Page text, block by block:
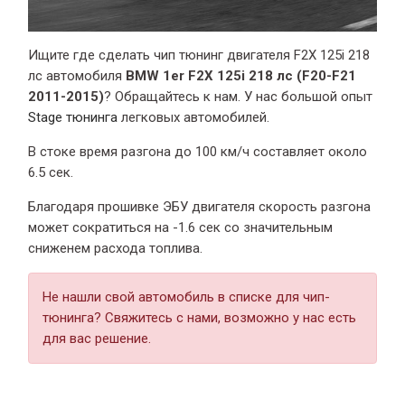
Ищите где сделать чип тюнинг двигателя F2X 125i 218
лс автомобиля BMW 1er F2X 125i 218 лс (F20-F21
2011-2015)? Обращайтесь к нам. У нас большой опыт
Stage тюнинга легковых автомобилей.
В стоке время разгонадо 100 км/ч составляет около
6.5 сек.
Благодаря прошивке ЭБУ двигателя скорость разгона
может сократиться на -1.6 сек со значительным
сниженем расхода топлива.
Не нашли свой автомобиль в списке для чип-
тюнинга? Свяжитесь с нами, возможно у нас есть
для вас решение.